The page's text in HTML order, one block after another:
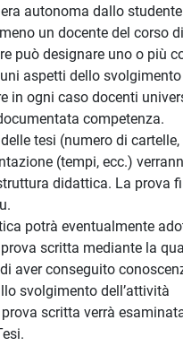
autonoma dallo
un docente del corso
può designare uno o più
aspetti dello
in ogni caso docenti
competenza.
tesi (numero di cartelle,
(tempi, ecc.)
didattica. La prova
potrà eventualmente
scritta mediante la
aver conseguito
svolgimento dell’attività
scritta verrà